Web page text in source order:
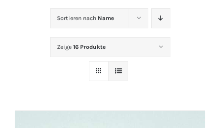
Sortieren nach Name
Zeige 16 Produkte